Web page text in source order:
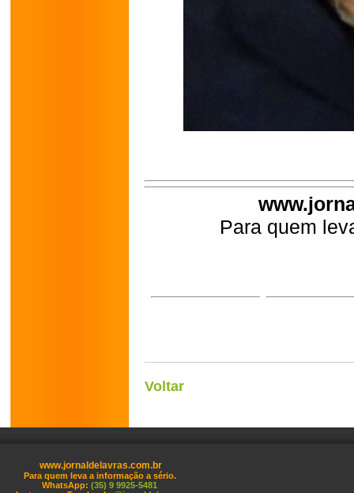
Para quem
Voltar
www.jornaldelavras.com.br
Para quem leva a informação a sério.
WhatsApp: (35) 9 9925-5481